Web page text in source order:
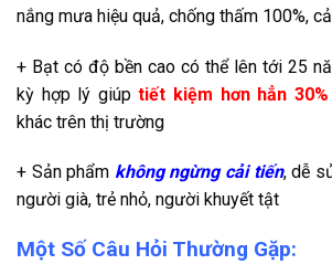
nắng mưa hiệu quả, chống thấm 100%,
+ Bạt có độ bền cao có thể lên tới 25
kỳ hợp lý giúptiết kiệm hơn hẳn 30%
khác trên thị trường
+ Sản phẩm không ngừng cải tiến, dễ
người già, trẻ nhỏ, người khuyết tật
Một Số Câu Hỏi Thường Gặp: